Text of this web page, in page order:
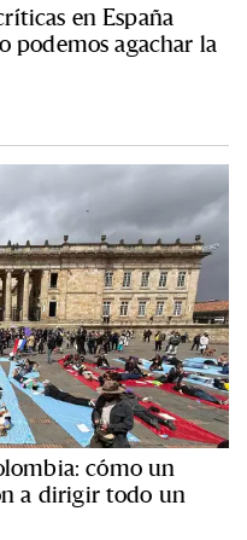
en España
podemos agachar la
cómo un
a dirigir todo un